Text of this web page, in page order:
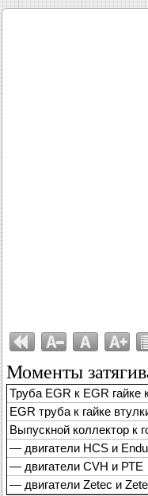
Моменты
Труба EGR к EGR гайке
EGR труба к гайке
Выпускной коллектор к
— двигатели HCS и
— двигатели CVH и РТЕ
— двигатели Zetec и